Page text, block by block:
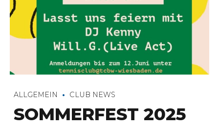
ALLGEMEIN CLUB NEWS
SOMMERFEST 2025